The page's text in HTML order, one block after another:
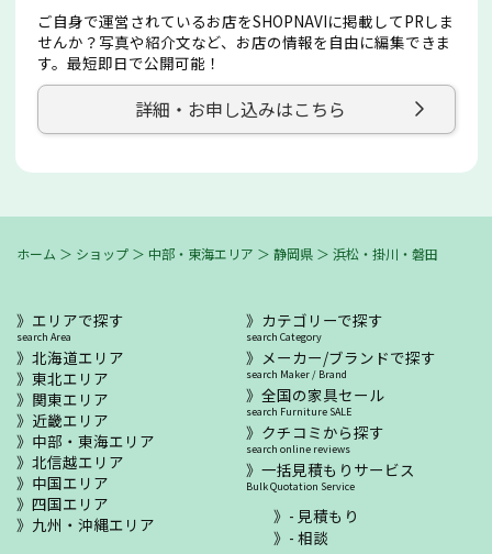
ご自身で運営されているお店をSHOPNAVIに掲載してPRしま
せんか？写真や紹介文など、お店の情報を自由に編集できま
す。最短即日で公開可能！
詳細・お申し込みはこちら
ホーム ＞ ショップ ＞ 中部・東海エリア ＞ 静岡県 ＞ 浜松・掛川・磐田
エリアで探す
search Area
北海道エリア
東北エリア
関東エリア
近畿エリア
中部・東海エリア
北信越エリア
中国エリア
四国エリア
九州・沖縄エリア
カテゴリーで探す
search Category
メーカー/ブランドで探す
search Maker / Brand
全国の家具セール
search Furniture SALE
クチコミから探す
search online reviews
一括見積もりサービス
Bulk Quotation Service
- 見積もり
- 相談